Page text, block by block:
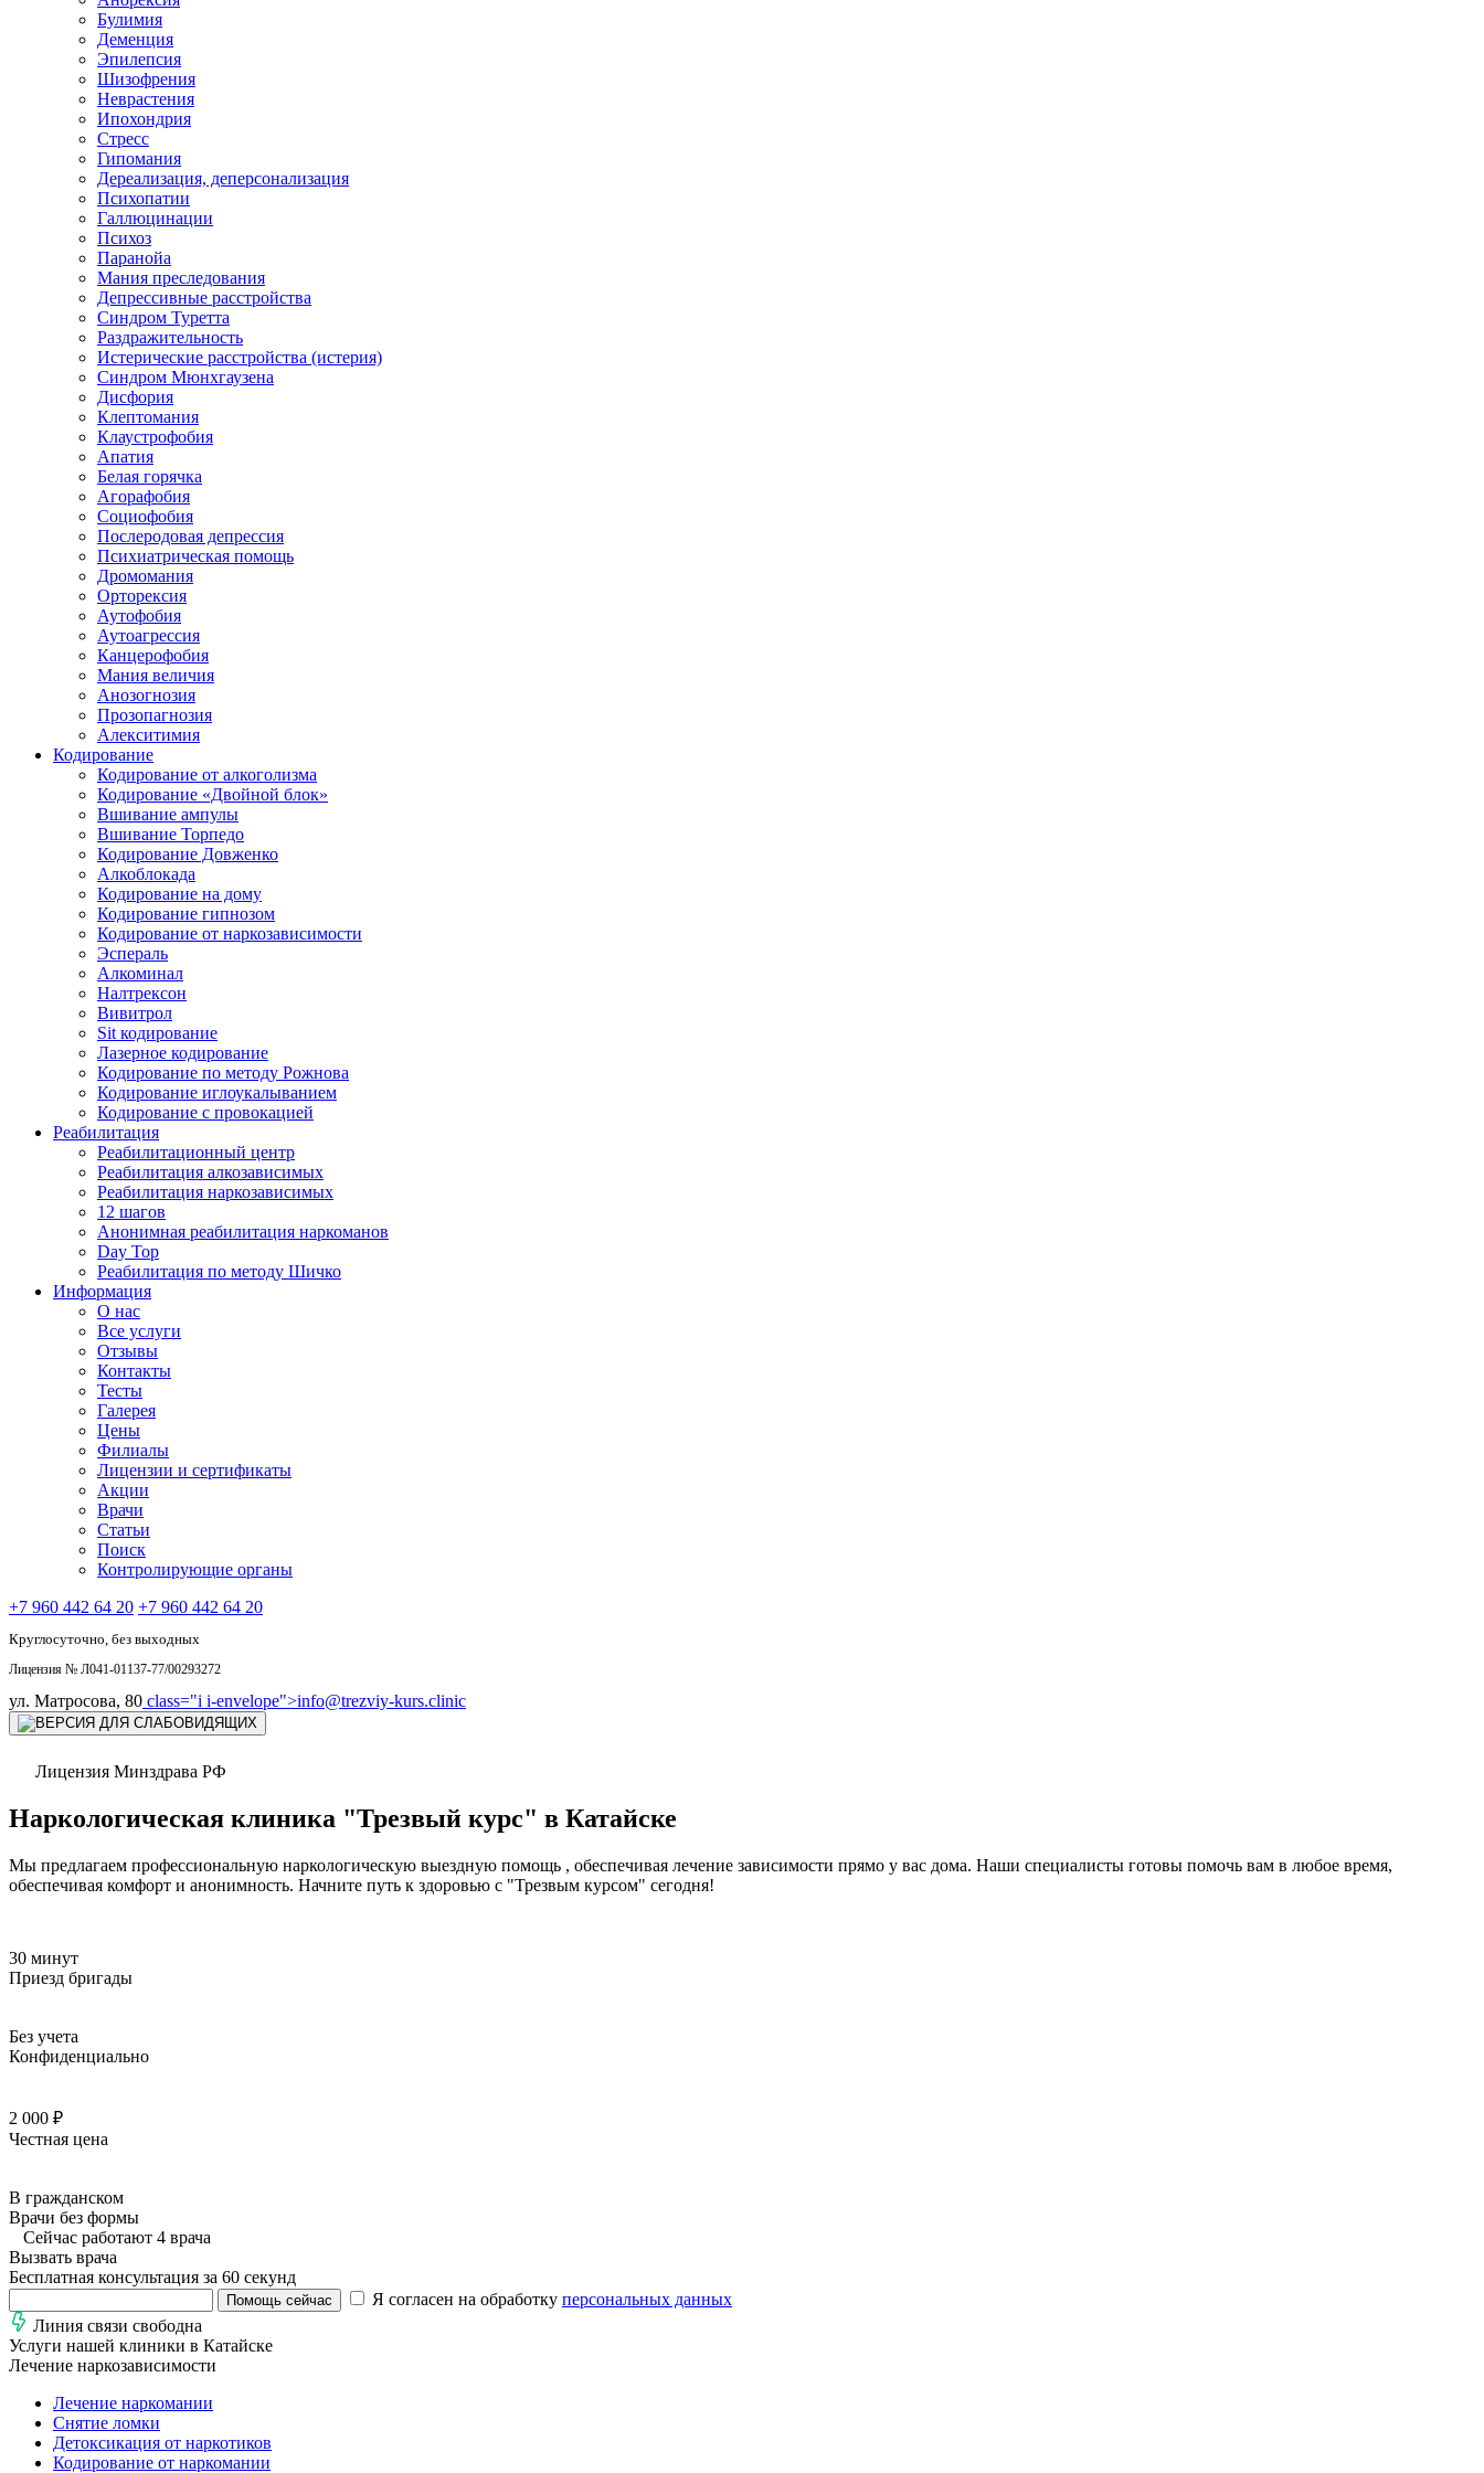
Булимия
Деменция
Эпилепсия
Шизофрения
Неврастения
Ипохондрия
Стресс
Гипомания
Дереализация, деперсонализация
Психопатии
Галлюцинации
Психоз
Паранойа
Мания преследования
Депрессивные расстройства
Синдром Туретта
Раздражительность
Истерические расстройства (истерия)
Синдром Мюнхгаузена
Дисфория
Клептомания
Клаустрофобия
Апатия
Белая горячка
Агорафобия
Социофобия
Послеродовая депрессия
Психиатрическая помощь
Дромомания
Орторексия
Аутофобия
Аутоагрессия
Канцерофобия
Мания величия
Анозогнозия
Прозопагнозия
Алекситимия
Кодирование
Кодирование от алкоголизма
Кодирование «Двойной блок»
Вшивание ампулы
Вшивание Торпедо
Кодирование Довженко
Алкоблокада
Кодирование на дому
Кодирование гипнозом
Кодирование от наркозависимости
Эспераль
Алкоминал
Налтрексон
Вивитрол
Sit кодирование
Лазерное кодирование
Кодирование по методу Рожнова
Кодирование иглоукалыванием
Кодирование с провокацией
Реабилитация
Реабилитационный центр
Реабилитация алкозависимых
Реабилитация наркозависимых
12 шагов
Анонимная реабилитация наркоманов
Day Top
Реабилитация по методу Шичко
Информация
О нас
Все услуги
Отзывы
Контакты
Тесты
Галерея
Цены
Филиалы
Лицензии и сертификаты
Акции
Врачи
Статьи
Поиск
Контролирующие органы
+7 960 442 64 20 +7 960 442 64 20
Круглосуточно, без выходных
Лицензия № Л041-01137-77/00293272
ул. Матросова, 80 class="i i-envelope">info@trezviy-kurs.clinic
Лицензия Минздрава РФ
Наркологическая клиника "Трезвый курс" в Катайске
Мы предлагаем профессиональную наркологическую выездную помощь , обеспечивая лечение зависимости прямо у вас дома. Наши специалисты готовы помочь вам в любое время,
обеспечивая комфорт и анонимность. Начните путь к здоровью с "Трезвым курсом" сегодня!
30 минут
Приезд бригады
Без учета
Конфиденциально
2 000 ₽
Честная цена
В гражданском
Врачи без формы
Сейчас работают 4 врача
Вызвать врача
Бесплатная консультация за 60 секунд
Помощь сейчас Я согласен на обработку персональных данных
Линия связи свободна
Услуги нашей клиники в Катайске
Лечение наркозависимости
Лечение наркомании
Снятие ломки
Детоксикация от наркотиков
Кодирование от наркомании